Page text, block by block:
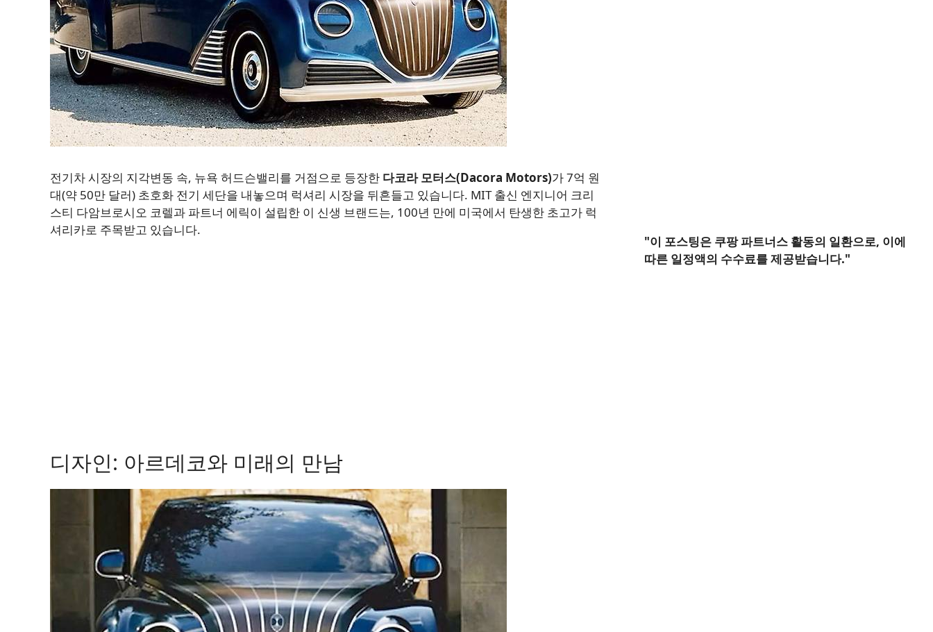
전기차 시장의 지각변동 속, 뉴욕 허드슨밸리를 거점으로 등장한 다코라 모터스(Dacora Motors)가 7억 원
대(약 50만 달러) 초호화 전기 세단을 내놓으며 럭셔리 시장을 뒤흔들고 있습니다. MIT 출신 엔지니어 크리
스티 다암브로시오 코렐과 파트너 에릭이 설립한 이 신생 브랜드는, 100년 만에 미국에서 탄생한 초고가 럭
셔리카로 주목받고 있습니다.
디자인: 아르데코와 미래의 만남
"이 포스팅은 쿠팡 파트너스 활동의 일환으로, 이에
따른 일정액의 수수료를 제공받습니다."